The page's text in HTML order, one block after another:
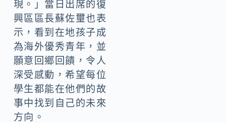
現。」當日出席的復
興區區長蘇佐璽也表
示，看到在地孩子成
為海外優秀青年，並
願意回鄉回饋，令人
深受感動，希望每位
學生都能在他們的故
事中找到自己的未來
方向。